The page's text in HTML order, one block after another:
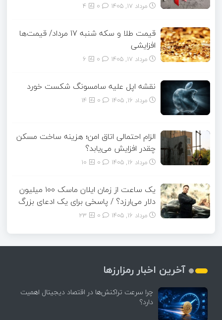
مرداد ۱۷, ۱۴۰۵ 4
قیمت طلا و سکه شنبه 17 مرداد/ قیمت‌ها
افزایشی
مرداد ۱۷, ۱۴۰۵ 6
نقشه اپل علیه سامسونگ شکست خورد
مرداد ۱۶, ۱۴۰۵ 14
الزام احتمالی اتاق امن؛ هزینه ساخت مسکن
چقدر افزایش می‌یابد؟
مرداد ۱۶, ۱۴۰۵ 10
یک ساعت از زمان ایلان ماسک ۱۰۰ میلیون
دلار می‌ارزد؟ / پاسخی برای یک ادعای بزرگ
مرداد ۱۶, ۱۴۰۵ 23
آخرین اخبار رمزارزها
چرا سرعت تراکنش‌ها در اقتصاد دیجیتال اهمیت
دارد؟